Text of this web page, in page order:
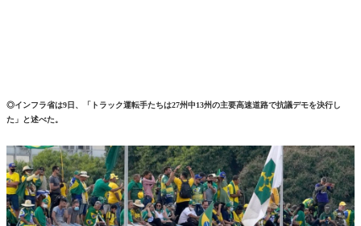
◎インフラ省は9日、「トラック運転手たちは27州中13州の主要高速道路で抗議デモを決行し
た」と述べた。